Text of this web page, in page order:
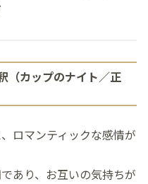
（カップのナイト／正
ロマンティックな感情が
あり、お互いの気持ちが